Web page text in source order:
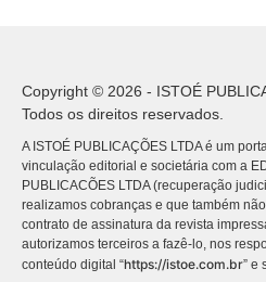
Copyright © 2026 - ISTOÉ
Todos os direitos reservados.
A ISTOÉ PUBLICAÇÕES LTDA é um
vinculação editorial e societária com a
PUBLICACÕES LTDA (recuperação
realizamos cobranças e que também
contrato de assinatura da revista
autorizamos terceiros a fazê-lo, nos
conteúdo digital “https://istoe.com.br” e